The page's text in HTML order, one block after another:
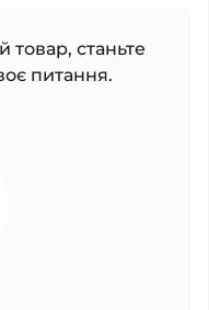
товар, станьте
питання.